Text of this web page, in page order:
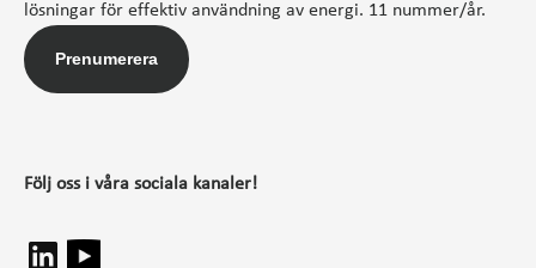
lösningar för effektiv användning av energi. 11 nummer/år.
Prenumerera
Följ oss i våra sociala kanaler!